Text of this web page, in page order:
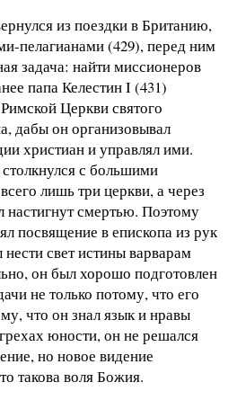
из поездки в Британию,
пелагианами (429), перед ним
задача: найти миссионеров
папа Келестин I (431)
Церкви святого
дабы он организовывал
христиан и управлял ими.
с большими
лишь три церкви, а через
настигнут смертью. Поэтому
посвящение в епископа из рук
свет истины варварам
он был хорошо подготовлен
не только потому, что его
что он знал язык и нравы
юности, он не решался
но новое видение
такова воля Божия.